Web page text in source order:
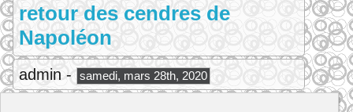
retour des cendres de
Napoléon
admin - samedi, mars 28th, 2020